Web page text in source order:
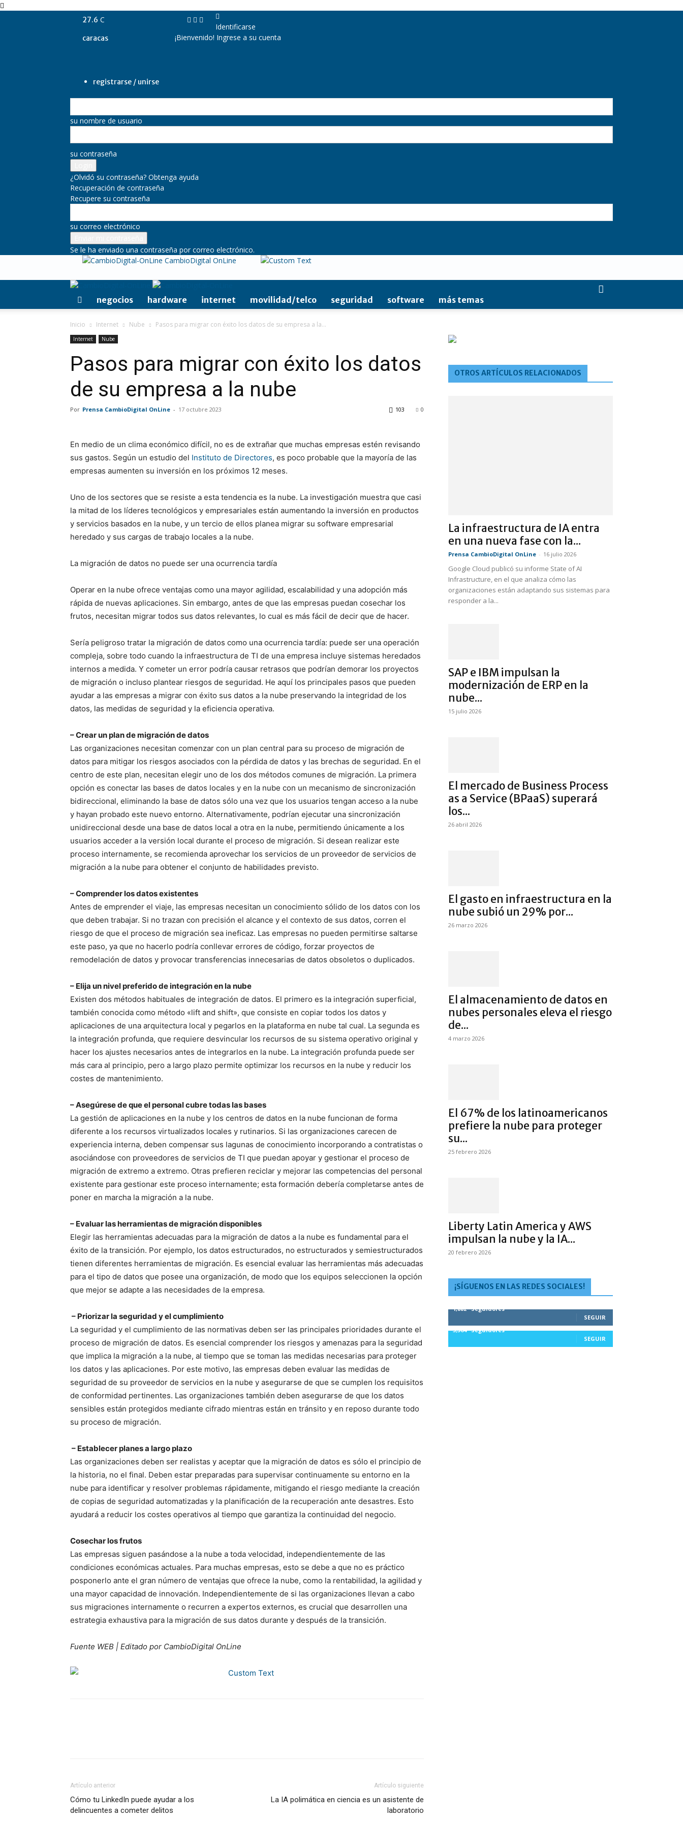
27.6 C
caracas
registrarse / unirse
Identificarse
¡Bienvenido! Ingrese a su cuenta
su nombre de usuario
su contraseña
¿Olvidó su contraseña? Obtenga ayuda
Recuperación de contraseña
Recupere su contraseña
su correo electrónico
Se le ha enviado una contraseña por correo electrónico.
CambioDigital OnLine
negocios hardware internet movilidad/telco seguridad software más temas
Inicio Internet Nube Pasos para migrar con éxito los datos de su empresa a la...
Internet Nube
Pasos para migrar con éxito los datos
de su empresa a la nube
Por Prensa CambioDigital OnLine - 17 octubre 2023 0
103
En medio de un clima económico difícil, no es de extrañar que muchas empresas estén revisando
sus gastos. Según un estudio del Instituto de Directores, es poco probable que la mayoría de las
empresas aumenten su inversión en los próximos 12 meses.
Uno de los sectores que se resiste a esta tendencia es la nube. La investigación muestra que casi
la mitad de los líderes tecnológicos y empresariales están aumentando la inversión en productos
y servicios basados en la nube, y un tercio de ellos planea migrar su software empresarial
heredado y sus cargas de trabajo locales a la nube.
La migración de datos no puede ser una ocurrencia tardía
Operar en la nube ofrece ventajas como una mayor agilidad, escalabilidad y una adopción más
rápida de nuevas aplicaciones. Sin embargo, antes de que las empresas puedan cosechar los
frutos, necesitan migrar todos sus datos relevantes, lo cual es más fácil de decir que de hacer.
Sería peligroso tratar la migración de datos como una ocurrencia tardía: puede ser una operación
compleja, sobre todo cuando la infraestructura de TI de una empresa incluye sistemas heredados
internos a medida. Y cometer un error podría causar retrasos que podrían demorar los proyectos
de migración o incluso plantear riesgos de seguridad. He aquí los principales pasos que pueden
ayudar a las empresas a migrar con éxito sus datos a la nube preservando la integridad de los
datos, las medidas de seguridad y la eficiencia operativa.
– Crear un plan de migración de datos
Las organizaciones necesitan comenzar con un plan central para su proceso de migración de
datos para mitigar los riesgos asociados con la pérdida de datos y las brechas de seguridad. En el
centro de este plan, necesitan elegir uno de los dos métodos comunes de migración. La primera
opción es conectar las bases de datos locales y en la nube con un mecanismo de sincronización
bidireccional, eliminando la base de datos sólo una vez que los usuarios tengan acceso a la nube
y hayan probado este nuevo entorno. Alternativamente, podrían ejecutar una sincronización
unidireccional desde una base de datos local a otra en la nube, permitiendo únicamente a los
usuarios acceder a la versión local durante el proceso de migración. Si desean realizar este
proceso internamente, se recomienda aprovechar los servicios de un proveedor de servicios de
migración a la nube para obtener el conjunto de habilidades previsto.
– Comprender los datos existentes
Antes de emprender el viaje, las empresas necesitan un conocimiento sólido de los datos con los
que deben trabajar. Si no trazan con precisión el alcance y el contexto de sus datos, corren el
riesgo de que el proceso de migración sea ineficaz. Las empresas no pueden permitirse saltarse
este paso, ya que no hacerlo podría conllevar errores de código, forzar proyectos de
remodelación de datos y provocar transferencias innecesarias de datos obsoletos o duplicados.
– Elija un nivel preferido de integración en la nube
Existen dos métodos habituales de integración de datos. El primero es la integración superficial,
también conocida como método «lift and shift», que consiste en copiar todos los datos y
aplicaciones de una arquitectura local y pegarlos en la plataforma en nube tal cual. La segunda es
la integración profunda, que requiere desvincular los recursos de su sistema operativo original y
hacer los ajustes necesarios antes de integrarlos en la nube. La integración profunda puede ser
más cara al principio, pero a largo plazo permite optimizar los recursos en la nube y reducir los
costes de mantenimiento.
– Asegúrese de que el personal cubre todas las bases
La gestión de aplicaciones en la nube y los centros de datos en la nube funcionan de forma
diferente a los recursos virtualizados locales y rutinarios. Si las organizaciones carecen de
experiencia interna, deben compensar sus lagunas de conocimiento incorporando a contratistas o
asociándose con proveedores de servicios de TI que puedan apoyar y gestionar el proceso de
migración de extremo a extremo. Otras prefieren reciclar y mejorar las competencias del personal
existente para gestionar este proceso internamente; esta formación debería completarse antes de
poner en marcha la migración a la nube.
– Evaluar las herramientas de migración disponibles
Elegir las herramientas adecuadas para la migración de datos a la nube es fundamental para el
éxito de la transición. Por ejemplo, los datos estructurados, no estructurados y semiestructurados
tienen diferentes herramientas de migración. Es esencial evaluar las herramientas más adecuadas
para el tipo de datos que posee una organización, de modo que los equipos seleccionen la opción
que mejor se adapte a las necesidades de la empresa.
– Priorizar la seguridad y el cumplimiento
La seguridad y el cumplimiento de las normativas deben ser las principales prioridades durante el
proceso de migración de datos. Es esencial comprender los riesgos y amenazas para la seguridad
que implica la migración a la nube, al tiempo que se toman las medidas necesarias para proteger
los datos y las aplicaciones. Por este motivo, las empresas deben evaluar las medidas de
seguridad de su proveedor de servicios en la nube y asegurarse de que se cumplen los requisitos
de conformidad pertinentes. Las organizaciones también deben asegurarse de que los datos
sensibles están protegidos mediante cifrado mientras están en tránsito y en reposo durante todo
su proceso de migración.
– Establecer planes a largo plazo
Las organizaciones deben ser realistas y aceptar que la migración de datos es sólo el principio de
la historia, no el final. Deben estar preparadas para supervisar continuamente su entorno en la
nube para identificar y resolver problemas rápidamente, mitigando el riesgo mediante la creación
de copias de seguridad automatizadas y la planificación de la recuperación ante desastres. Esto
ayudará a reducir los costes operativos al tiempo que garantiza la continuidad del negocio.
Cosechar los frutos
Las empresas siguen pasándose a la nube a toda velocidad, independientemente de las
condiciones económicas actuales. Para muchas empresas, esto se debe a que no es práctico
posponerlo ante el gran número de ventajas que ofrece la nube, como la rentabilidad, la agilidad y
una mayor capacidad de innovación. Independientemente de si las organizaciones llevan a cabo
sus migraciones internamente o recurren a expertos externos, es crucial que desarrollen una
estrategia exhaustiva para la migración de sus datos durante y después de la transición.
Fuente WEB | Editado por CambioDigital OnLine
Artículo anterior
Cómo tu LinkedIn puede ayudar a los
delincuentes a cometer delitos
Artículo siguiente
La IA polimática en ciencia es un asistente de
laboratorio
OTROS ARTÍCULOS RELACIONADOS
La infraestructura de IA entra
en una nueva fase con la...
Prensa CambioDigital OnLine - 16 julio 2026
Google Cloud publicó su informe State of AI
Infrastructure, en el que analiza cómo las
organizaciones están adaptando sus sistemas para
responder a la...
SAP e IBM impulsan la
modernización de ERP en la
nube...
15 julio 2026
El mercado de Business Process
as a Service (BPaaS) superará
los...
26 abril 2026
El gasto en infraestructura en la
nube subió un 29% por...
26 marzo 2026
El almacenamiento de datos en
nubes personales eleva el riesgo
de...
4 marzo 2026
El 67% de los latinoamericanos
prefiere la nube para proteger
su...
25 febrero 2026
Liberty Latin America y AWS
impulsan la nube y la IA...
20 febrero 2026
¡SÍGUENOS EN LAS REDES SOCIALES!
1,882 Seguidores
SEGUIR
5,564
Seguidores
SEGUIR